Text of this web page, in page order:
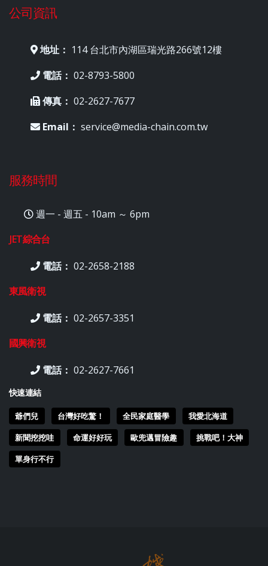
公司資訊
地址： 114 台北市內湖區瑞光路266號12樓
電話： 02-8793-5800
傳真： 02-2627-7677
Email： service@media-chain.com.tw
服務時間
週一 - 週五 - 10am ～ 6pm
JET綜合台
電話： 02-2658-2188
東風衛視
電話： 02-2657-3351
國興衛視
電話： 02-2627-7661
快速連結
爺們兒 台灣好吃驚！ 全民家庭醫學
我愛北海道
新聞挖挖哇
命運好好玩 歐兜邁冒險趣
挑戰吧！大神
單身行不行